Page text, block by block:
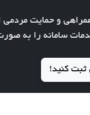
همراهی و حمایت
سامانه را به
ثبت کنید!